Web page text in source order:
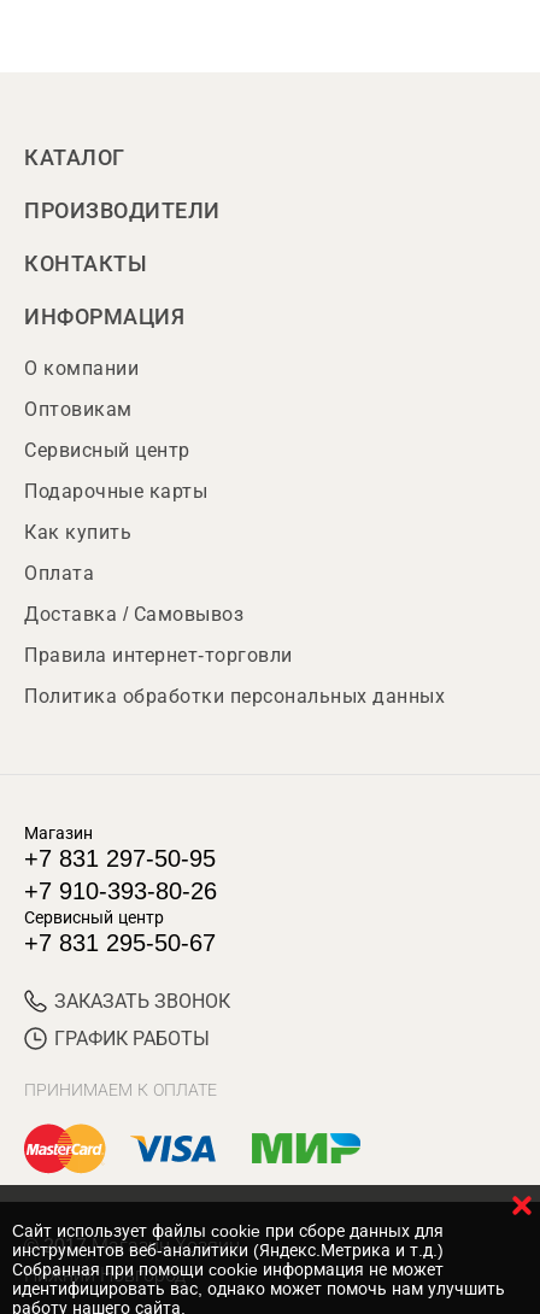
КАТАЛОГ
ПРОИЗВОДИТЕЛИ
КОНТАКТЫ
ИНФОРМАЦИЯ
О компании
Оптовикам
Сервисный центр
Подарочные карты
Как купить
Оплата
Доставка / Самовывоз
Правила интернет-торговли
Политика обработки персональных данных
Магазин
+7 831 297-50-95
+7 910-393-80-26
Сервисный центр
+7 831 295-50-67
ЗАКАЗАТЬ ЗВОНОК
ГРАФИК РАБОТЫ
ПРИНИМАЕМ К ОПЛАТЕ
© 2017 Магазин Хозяин
Нижний Новгород
Cайт использует файлы cookie при сборе данных для
инструментов веб-аналитики (Яндекс.Метрика и т.д.)
Собранная при помощи cookie информация не может
идентифицировать вас, однако может помочь нам улучшить
работу нашего сайта.